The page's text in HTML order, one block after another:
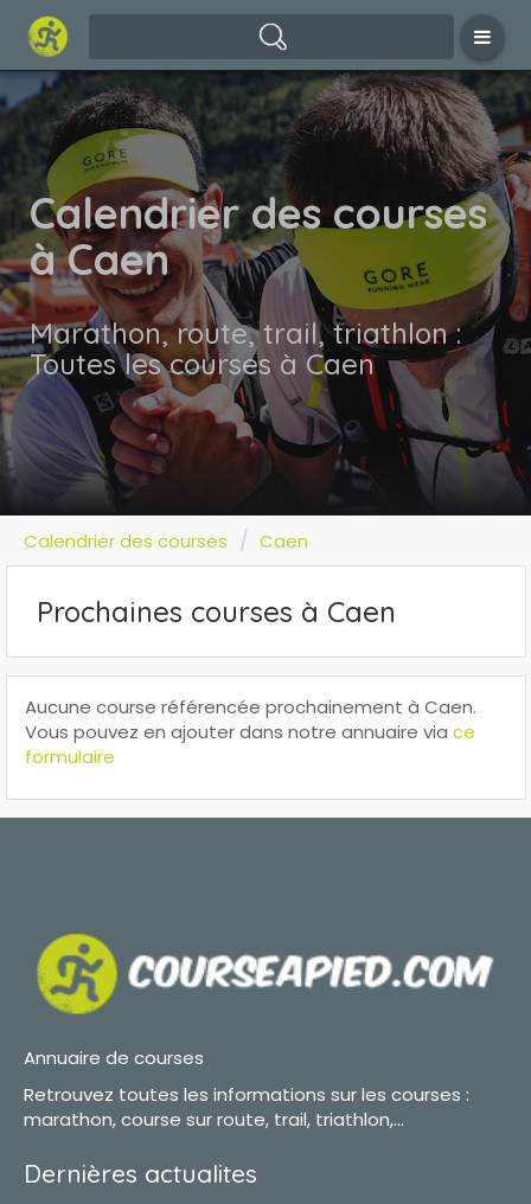
Calendrier des courses
à Caen
Marathon, route, trail, triathlon :
Toutes les courses à Caen
Calendrier des courses Caen
Prochaines courses à Caen
Aucune course référencée prochainement à Caen.
Vous pouvez en ajouter dans notre annuaire via ce
formulaire
Annuaire de courses
Retrouvez toutes les informations sur les courses :
marathon, course sur route, trail, triathlon,...
Dernières actualites